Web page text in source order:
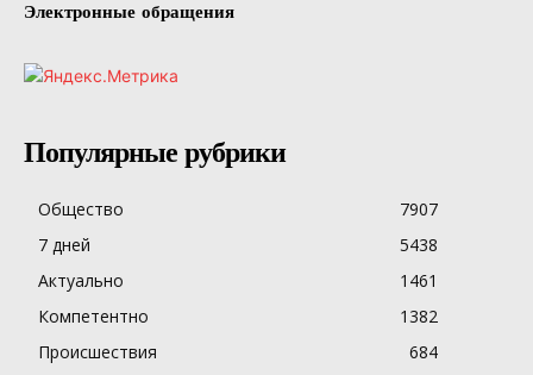
Электронные обращения
Популярные рубрики
Общество
7907
7 дней
5438
Актуально
1461
Компетентно
1382
Происшествия
684